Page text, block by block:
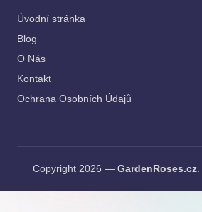
Úvodní stránka
Blog
O Nás
Kontakt
Ochrana Osobních Údajů
Copyright 2026 — GardenRoses.cz.